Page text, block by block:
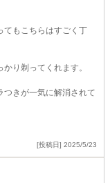
てもこちらはすごく丁
り剃ってくれます。
つきが一気に解消されて
[投稿日] 2025/5/23